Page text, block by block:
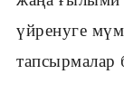
үйренуге
тапсырмалар